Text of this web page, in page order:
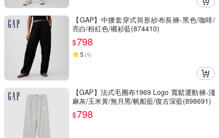
【GAP】中腰套穿式筒形紗布長褲-黑色/咖啡/
亮白/粉紅色/襯衫藍(874410)
$798
5 (1)
【GAP】法式毛圈布1969 Logo 寬鬆運動褲-淺
麻灰/玉米黃/無月黑/帆船藍/復古深藍(898691)
$798